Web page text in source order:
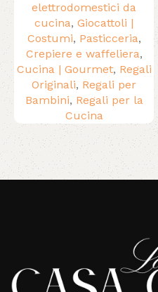
elettrodomestici da
cucina, Giocattoli |
Costumi, Pasticceria,
Crepiere e waffeliera,
Cucina | Gourmet, Regali
Originali, Regali per
Bambini, Regali per la
Cucina
Read More